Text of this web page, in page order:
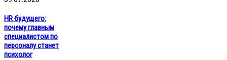
HR будущего:
почему главным
специалистом по
персоналу станет
психолог